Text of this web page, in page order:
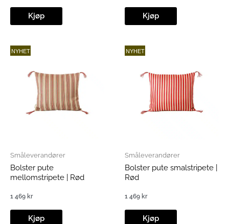
Kjøp Kjøp
NYHET
Småleverandører
Bolster pute
mellomstripete | Rød
1 469 kr
Kjøp
NYHET
Småleverandører
Bolster pute smalstripete |
Rød
1 469 kr
Kjøp